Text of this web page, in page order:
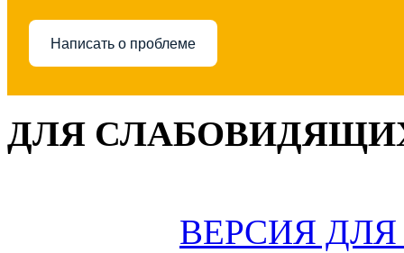
Написать о проблеме
ДЛЯ
ВЕРСИЯ